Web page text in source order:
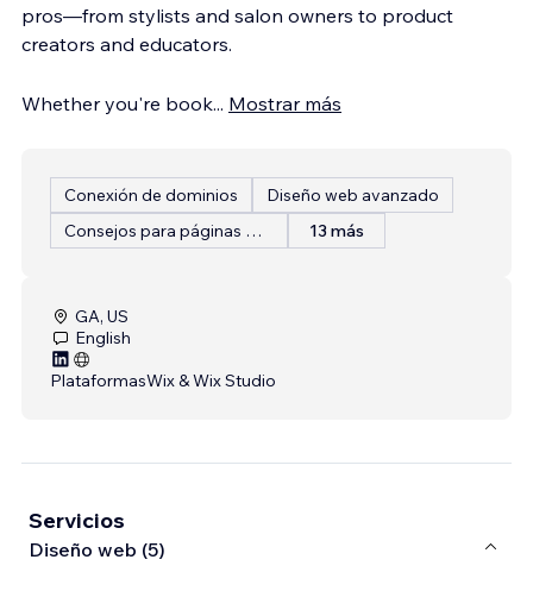
pros—from stylists and salon owners to product
creators and educators.
Whether you're book... Mostrar más
Conexión de dominios
Diseño web avanzado
Consejos para páginas web
13 más
GA, US
English
PlataformasWix & Wix Studio
Servicios
Diseño web (5)